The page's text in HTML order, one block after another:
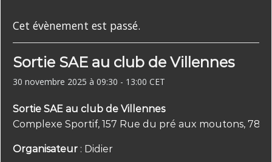
Cet évènement est passé.
Sortie SAE au club de Villennes
30 novembre 2025 à 09:30 - 13:00 CET
Sortie SAE au club de Villennes
Complexe Sportif, 157 Rue du pré aux moutons,
Organisateur : Didier